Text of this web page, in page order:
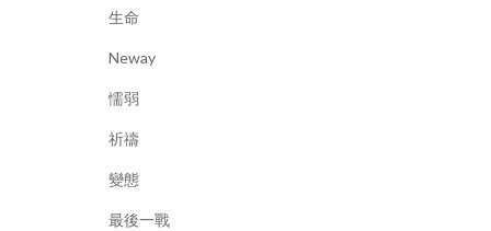
生命
Neway
懦弱
祈禱
變態
最後一戰